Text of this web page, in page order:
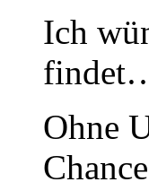
Ich
Ohne